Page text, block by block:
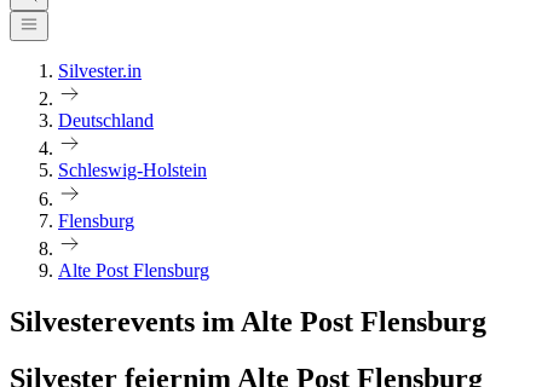
Silvester.in
Deutschland
Schleswig-Holstein
Flensburg
Alte Post Flensburg
Silvesterevents im Alte Post Flensburg
Silvester feiernim Alte Post Flensburg